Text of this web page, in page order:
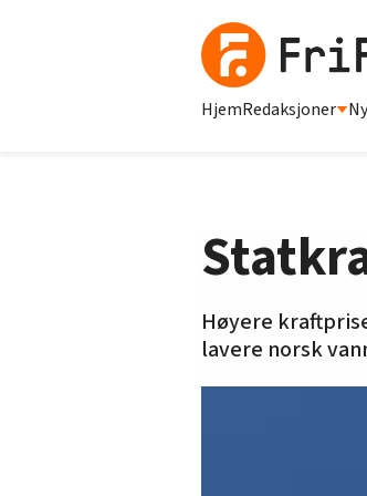
HjemRedaksjoner
Høyere
lavere norsk